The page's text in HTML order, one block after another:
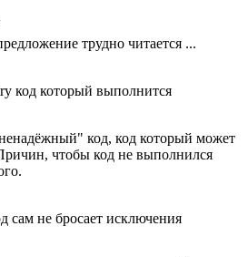
трудно читается ...
код который выполнится
код, код который может
чтобы код не выполнился
сам не бросает исключения